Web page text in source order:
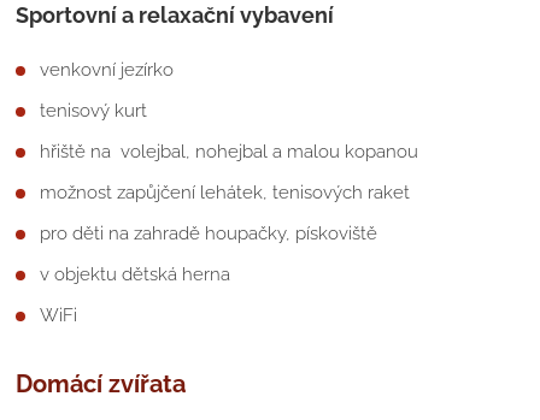
Sportovní a relaxační vybavení
venkovní jezírko
tenisový kurt
hřiště na volejbal, nohejbal a malou kopanou
možnost zapůjčení lehátek, tenisových raket
pro děti na zahradě houpačky, pískoviště
v objektu dětská herna
WiFi
Domácí zvířata